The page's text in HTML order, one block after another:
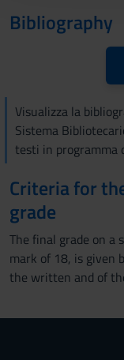
raccolto dal tuo
Bibliography
Visualizza la
Sistema
testi in programma
Criteria for
grade
The final grade on a
mark of 18, is given
the written and of